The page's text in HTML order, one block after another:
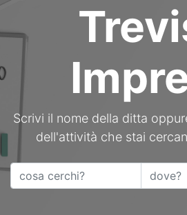
Scrivi il nome della ditta
dell'attività che stai